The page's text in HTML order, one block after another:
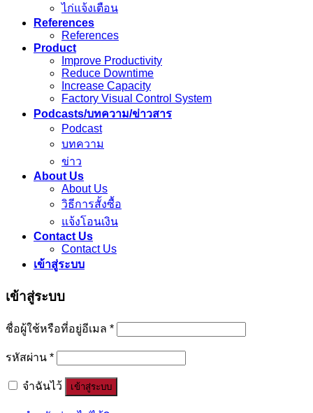
ไก่แจ้งเตือน
References
References
Product
Improve Productivity
Reduce Downtime
Increase Capacity
Factory Visual Control System
Podcasts/บทความ/ข่าวสาร
Podcast
บทความ
ข่าว
About Us
About Us
วิธีการสั้งซื้อ
แจ้งโอนเงิน
Contact Us
Contact Us
เข้าสู่ระบบ
เข้าสู่ระบบ
ชื่อผู้ใช้หรือที่อยู่อีเมล *
รหัสผ่าน *
จำฉันไว้ เข้าสู่ระบบ